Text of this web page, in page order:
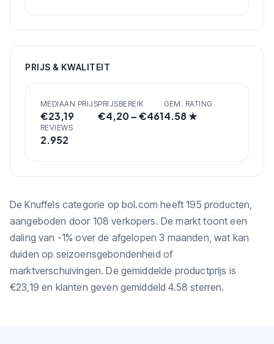
PRIJS & KWALITEIT
MEDIAAN PRIJS
€23,19
PRIJSBEREIK
€4,20– €461
GEM. RATING
4.58★
REVIEWS
2.952
De Knuffels categorie op bol.com heeft 195 producten,
aangeboden door 108 verkopers. De markt toont een
daling van -1% over de afgelopen 3 maanden, wat kan
duiden op seizoensgebondenheid of
marktverschuivingen. De gemiddelde productprijs is
€23,19 en klanten geven gemiddeld 4.58 sterren.